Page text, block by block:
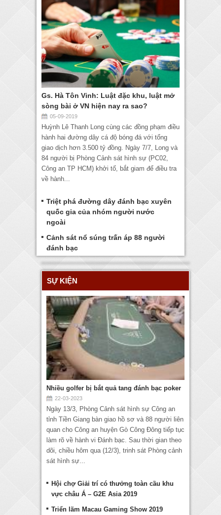
Gs. Hà Tôn Vinh: Luật đặc khu, luật mở
sòng bài ở VN hiện nay ra sao?
05-09-2019
Huỳnh Lê Thanh Long cùng các đồng phạm điều
hành hai đường dây cá độ bóng đá với tổng
giao dịch hơn 3.500 tỷ đồng. Ngày 7/7, Long và
84 người bị Phòng Cảnh sát hình sự (PC02,
Công an TP HCM) khởi tố, bắt giam để điều tra
về hành...
Triệt phá đường dây đánh bạc xuyên
quốc gia của nhóm người nước
ngoài
Cảnh sát nổ súng trấn áp 88 người
đánh bạc
SỰ KIỆN
Nhiều golfer bị bắt quả tang đánh bạc poker
22-03-2023
Ngày 13/3, Phòng Cảnh sát hình sự Công an
tỉnh Tiền Giang bàn giao hồ sơ và 88 người liên
quan cho Công an huyện Gò Công Đông tiếp tục
làm rõ về hành vi Đánh bạc. Sau thời gian theo
dõi, chiều hôm qua (12/3), trinh sát Phòng cảnh
sát hình sự...
Hội chợ Giải trí có thưởng toàn cầu khu
vực châu Á – G2E Asia 2019
Triển lãm Macau Gaming Show 2019